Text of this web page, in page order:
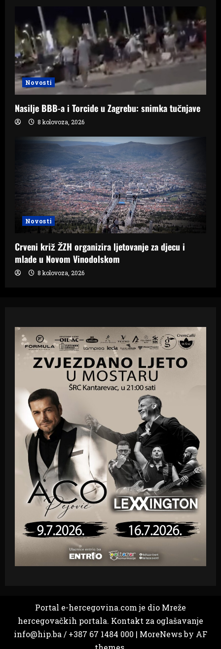
Novosti
Nasilje BBB-a i Torcide u Zagrebu: snimka tučnjave
8 kolovoza, 2026
Novosti
Crveni križ ŽZH organizira ljetovanje za djecu i
mlade u Novom Vinodolskom
8 kolovoza, 2026
Portal e-hercegovina.com je dio Mreže
hercegovačkih portala. Kontakt za oglašavanje
info@hip.ba / +387 67 1484 000 | MoreNewsby AF